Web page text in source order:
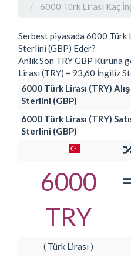
6000 Türk Lirası Kaç
Serbest piyasada 6000 Türk
Sterlini (GBP) Eder?
Anlık Son TRY GBP Kuruna
Lirası (TRY) = 93,60 İngiliz
6000 Türk Lirası (TRY)
Sterlini (GBP)
6000 Türk Lirası (TRY)
Sterlini (GBP)
6000
TRY
( Türk Lirası )